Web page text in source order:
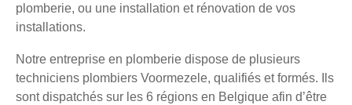
plomberie, ou une installation et rénovation de vos
installations.
Notre entreprise en plomberie dispose de plusieurs
techniciens plombiers Voormezele, qualifiés et formés. Ils
sont dispatchés sur les 6 régions en Belgique afin d’être